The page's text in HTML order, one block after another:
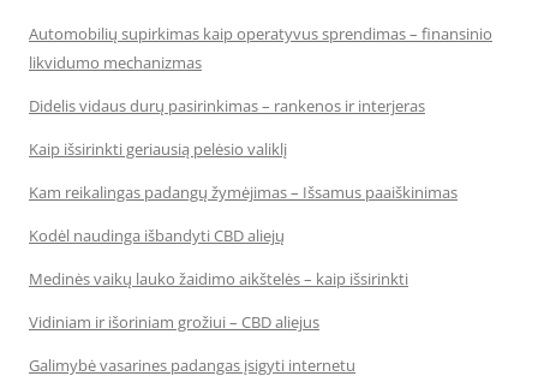
Automobilių supirkimas kaip operatyvus sprendimas – finansinio
likvidumo mechanizmas
Didelis vidaus durų pasirinkimas – rankenos ir interjeras
Kaip išsirinkti geriausią pelėsio valiklį
Kam reikalingas padangų žymėjimas – Išsamus paaiškinimas
Kodėl naudinga išbandyti CBD aliejų
Medinės vaikų lauko žaidimo aikštelės – kaip išsirinkti
Vidiniam ir išoriniam grožiui – CBD aliejus
Galimybė vasarines padangas įsigyti internetu